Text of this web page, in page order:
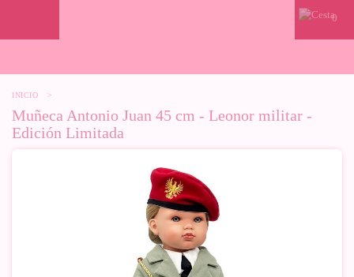
0
INICIO >
Muñeca Antonio Juan 45 cm - Leonor militar -
Edición Limitada